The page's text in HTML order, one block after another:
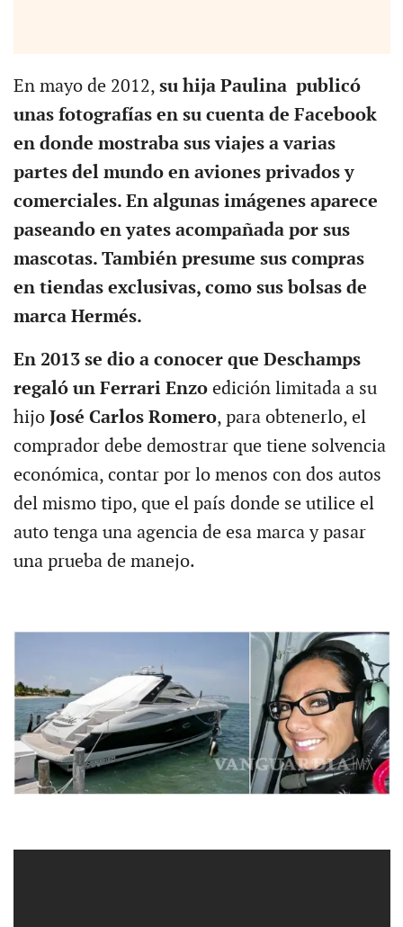
En mayo de 2012, su hija Paulina publicó
unas fotografías en su cuenta de Facebook
en donde mostraba sus viajes a varias
partes del mundo en aviones privados y
comerciales. En algunas imágenes aparece
paseando en yates acompañada por sus
mascotas. También presume sus compras
en tiendas exclusivas, como sus bolsas de
marca Hermés.
En 2013 se dio a conocer que Deschamps
regaló un Ferrari Enzoedición limitada a su
hijo José Carlos Romero, para obtenerlo, el
comprador debe demostrar que tiene solvencia
económica, contar por lo menos con dos autos
del mismo tipo, que el país donde se utilice el
auto tenga una agencia de esa marca y pasar
una prueba de manejo.